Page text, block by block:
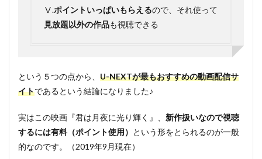
録の
入力
が割
Ⅳ. 解
約も
と簡
単
1.5
Ⅴ. も
Ⅴ.ポイントいっぱいもらえるので、それ使って
見放題以外の作品も視聴できる
という５つの点から、 U-NEXTが最もおすすめの動画配信サ
イトであるという結論になりました♪
実はこの映画『君は月夜に光り輝く』、 新作扱いなので視聴
するには有料（ポイント使用） という形をとられるのが一般
的なのです。（2019年9月現在）